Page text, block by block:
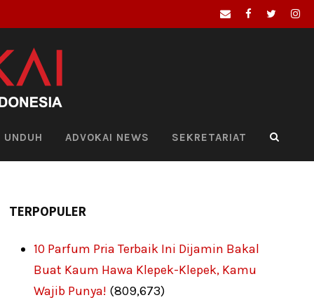
UNDUH ADVOKAI NEWS SEKRETARIAT
TERPOPULER
10 Parfum Pria Terbaik Ini Dijamin Bakal
Buat Kaum Hawa Klepek-Klepek, Kamu
Wajib Punya! (809,673)